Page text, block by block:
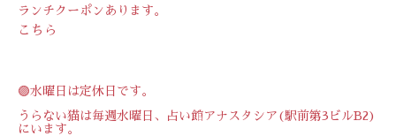
ランチクーポンあります。
こちら
🟣水曜日は定休日です。
うらない猫は毎週水曜日、占い館アナスタシア(駅前第3ビルB2)
にいます。